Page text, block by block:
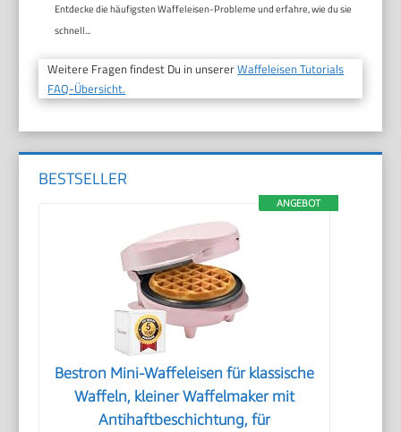
Entdecke die häufigsten Waffeleisen-Probleme und erfahre, wie du sie
schnell...
Weitere Fragen findest Du in unsererWaffeleisen Tutorials
FAQ-Übersicht.
BESTSELLER
ANGEBOT
Bestron Mini-Waffeleisen für klassische
Waffeln, kleiner Waffelmaker mit
Antihaftbeschichtung, für